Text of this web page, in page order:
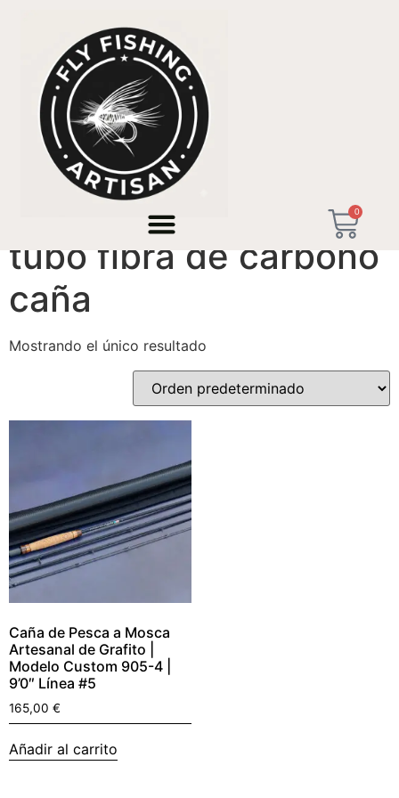
0
/ Productos etiquetados “tubo fibra de carbono
tubo fibra de carbono
caña
Mostrando el único resultado
Caña de Pesca a Mosca
Artesanal de Grafito |
Modelo Custom 905-4 |
9’0″ Línea #5
165,00 €
Añadir al carrito